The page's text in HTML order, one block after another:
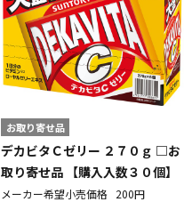
お取り寄せ品
デカビタＣゼリー ２７０ｇ □お
取り寄せ品 【購入入数３０個】
メーカー希望小売価格 200円